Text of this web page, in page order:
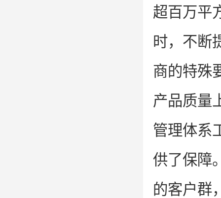
超百万平
时，不断
商的特殊
产品质量
管理体系
供了保障
的客户群